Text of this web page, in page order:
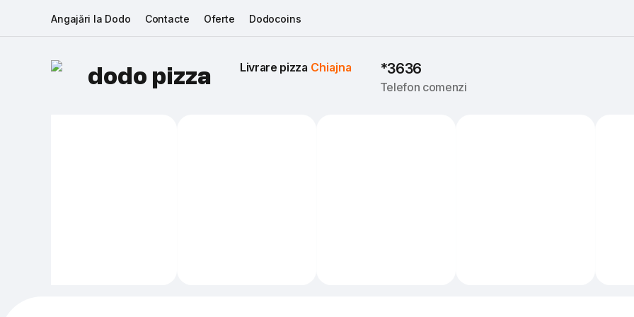
Angajări la Dodo Contacte Oferte Dodocoins
dodo pizza Livrare pizza Chiajna *3636
Telefon comenzi